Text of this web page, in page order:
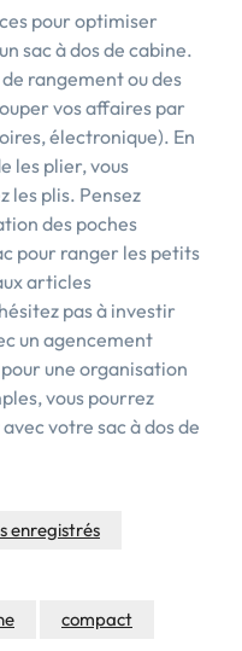
pour optimiser
sac à dos de cabine.
de rangement ou des
vos affaires par
électronique). En
les plier, vous
les plis. Pensez
des poches
pour ranger les petits
articles
pas à investir
un agencement
une organisation
vous pourrez
votre sac à dos de
enregistrés
compact